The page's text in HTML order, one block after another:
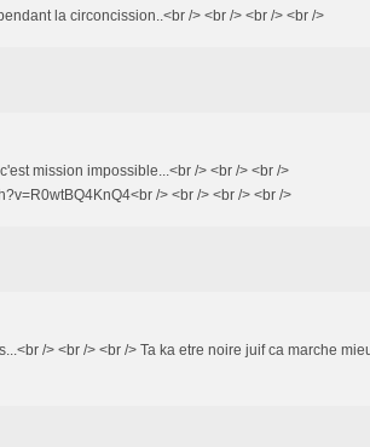
la circoncission..<br /> <br /> <br /> <br />
mission impossible...<br /> <br /> <br />
/> <br /> <br /> <br />
/> <br /> <br /> Ta ka etre noire juif ca marche